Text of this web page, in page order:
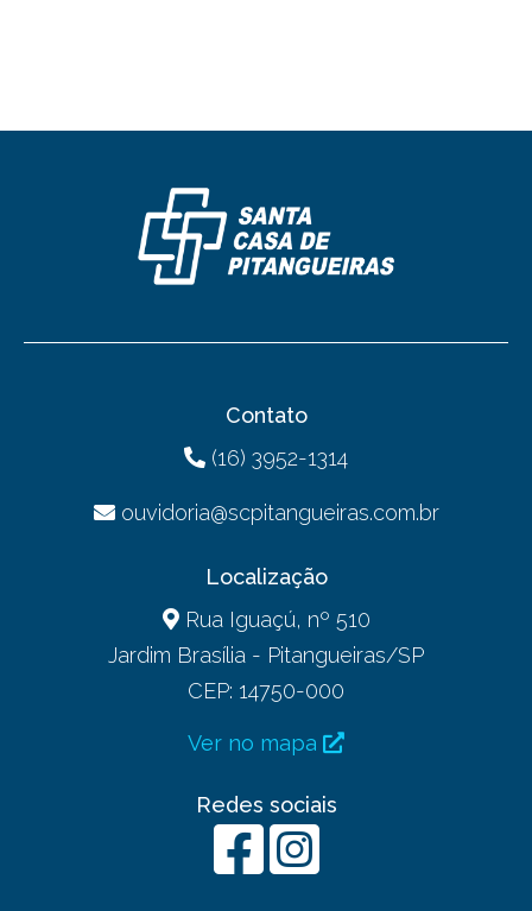
Contato
(16) 3952-1314
ouvidoria@scpitangueiras.com.br
Localização
Rua Iguaçú, nº 510
Jardim Brasília - Pitangueiras/SP
CEP: 14750-000
Ver no mapa
Redes sociais